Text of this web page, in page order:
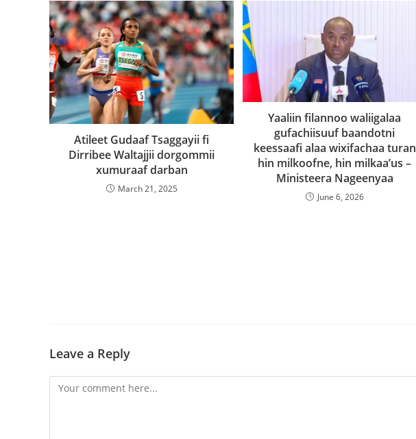
Atileet Gudaaf Tsaggayii fi
Dirribee Waltajjii dorgommii
xumuraaf darban
March 21, 2025
Yaaliin filannoo waliigalaa
gufachiisuuf baandotni
keessaafi alaa wixifachaa turan
hin milkoofne, hin milkaa’us –
Ministeera Nageenyaa
June 6, 2026
Leave a Reply